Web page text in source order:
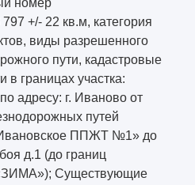
номер
+/- 22 кв.м, категория
виды разрешенного
пути, кадастровые
границах участка:
адресу: г. Иваново от
путей
ППЖТ №1» до
д.1 (до границ
Существующие